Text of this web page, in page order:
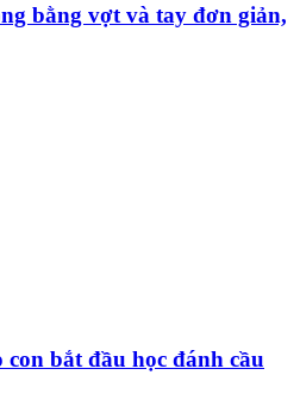
bằng vợt và tay đơn giản,
con bắt đầu học đánh cầu